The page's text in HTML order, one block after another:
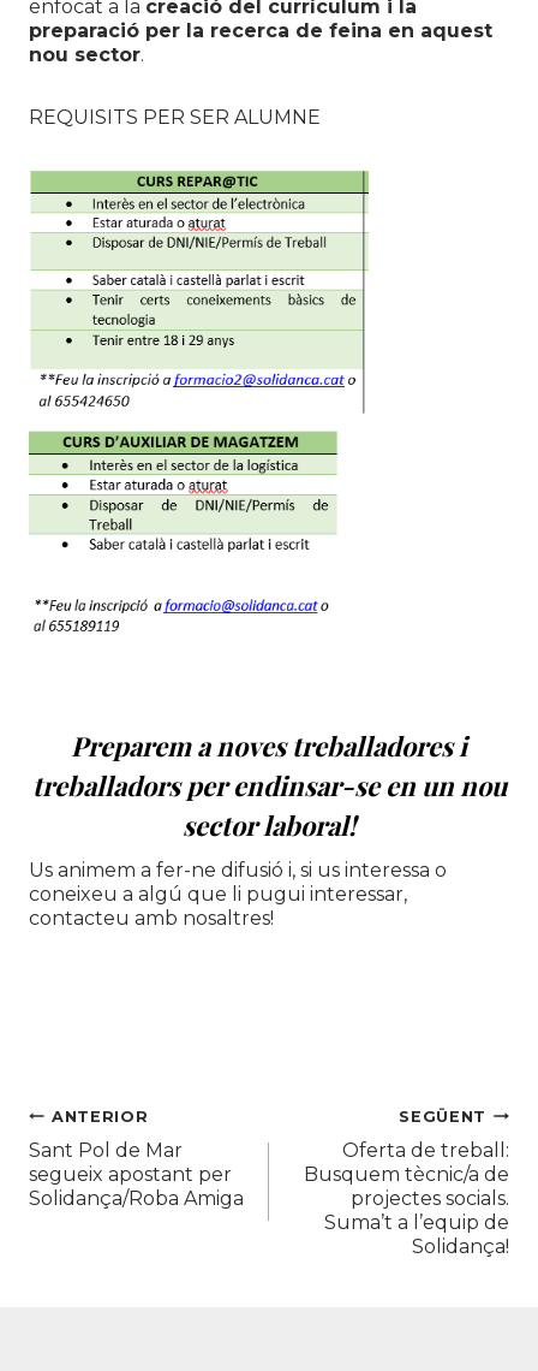
enfocat a la creació del currículum i la
preparació per la recerca de feina en aquest
nou sector.
REQUISITS PER SER ALUMNE
Preparem a noves treballadores i
treballadors per endinsar-se en un nou
sector laboral!
Us animem a fer-ne difusió i, si us interessa o
coneixeu a algú que li pugui interessar,
contacteu amb nosaltres!
Navegació
d'entrades
ANTERIOR
Sant Pol de Mar
segueix apostant per
Solidança/Roba Amiga
SEGÜENT
Oferta de treball:
Busquem tècnic/a de
projectes socials.
Suma’t a l’equip de
Solidança!